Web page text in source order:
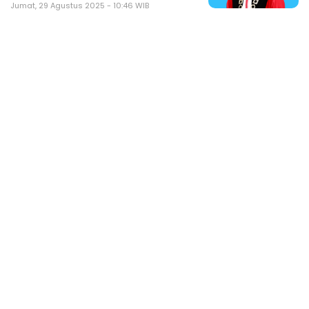
Jumat, 29 Agustus 2025 - 10:46 WIB